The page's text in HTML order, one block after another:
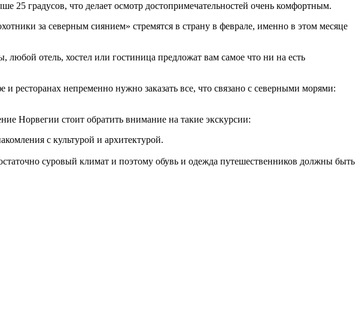
25 градусов, что делает осмотр достопримечательностей очень комфортным.
за северным сиянием» стремятся в страну в феврале, именно в этом месяце
отель, хостел или гостиница предложат вам самое что ни на есть
непременно нужно заказать все, что связано с северными морями:
Норвегии стоит обратить внимание на такие экскурсии:
с культурой и архитектурой.
суровый климат и поэтому обувь и одежда путешественников должны быть